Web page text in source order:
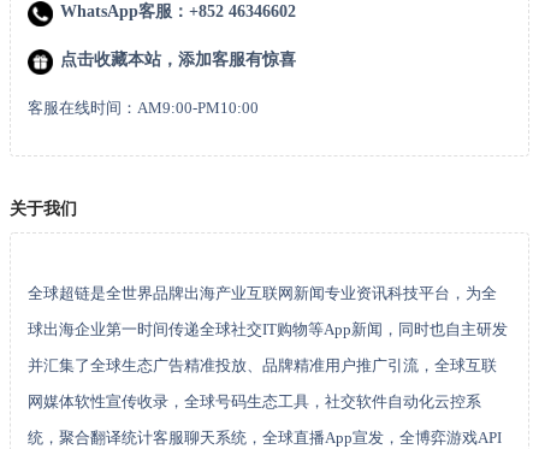
WhatsApp客服：+852 46346602
点击收藏本站，添加客服有惊喜
客服在线时间：AM9:00-PM10:00
关于我们
全球超链是全世界品牌出海产业互联网新闻专业资讯科技平台，为全
球出海企业第一时间传递全球社交IT购物等App新闻，同时也自主研发
并汇集了全球生态广告精准投放、品牌精准用户推广引流，全球互联
网媒体软性宣传收录，全球号码生态工具，社交软件自动化云控系
统，聚合翻译统计客服聊天系统，全球直播App宣发，全博弈游戏API